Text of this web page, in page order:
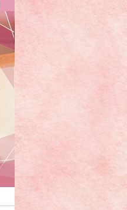
Calendar